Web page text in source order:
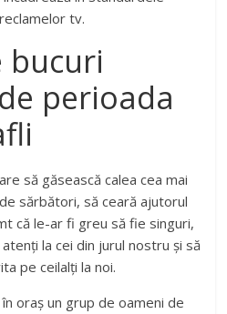
tv.
bucuri
perioada
să găsească calea cea mai
sărbători, să ceară ajutorul
că le-ar fi greu să fie singuri,
la cei din jurul nostru și să
pe ceilalți la noi.
oraș un grup de oameni de